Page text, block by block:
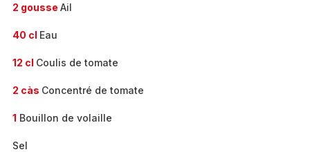
2 gousse Ail
40 cl Eau
12 cl Coulis de tomate
2 càs Concentré de tomate
1 Bouillon de volaille
Sel